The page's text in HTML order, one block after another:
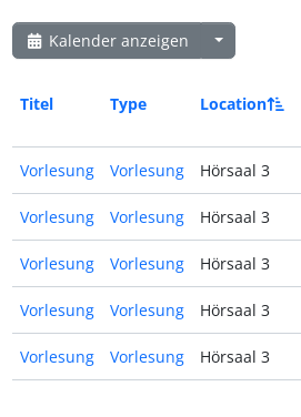
Kalender anzeigen
Titel Type Location
Vorlesung Vorlesung Hörsaal 3
Vorlesung Vorlesung Hörsaal 3
Vorlesung Vorlesung Hörsaal 3
Vorlesung Vorlesung Hörsaal 3
Vorlesung Vorlesung Hörsaal 3